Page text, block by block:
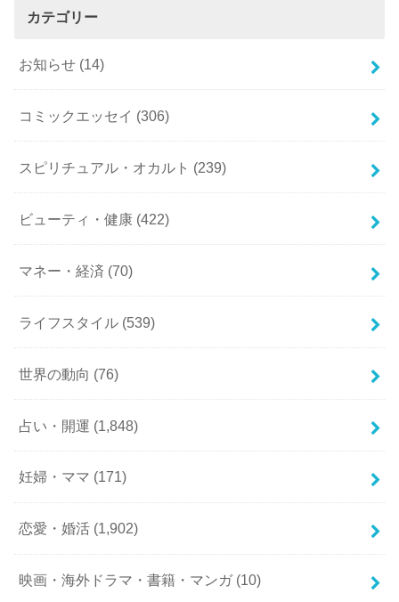
カテゴリー
お知らせ (14)
コミックエッセイ (306)
スピリチュアル・オカルト (239)
ビューティ・健康 (422)
マネー・経済 (70)
ライフスタイル (539)
世界の動向 (76)
占い・開運 (1,848)
妊婦・ママ (171)
恋愛・婚活 (1,902)
映画・海外ドラマ・書籍・マンガ (10)